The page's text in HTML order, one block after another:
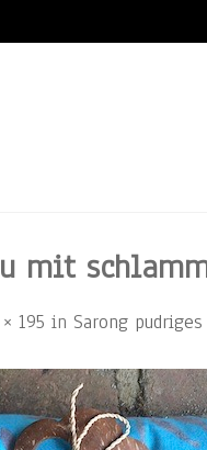
mit
195 in Sarong